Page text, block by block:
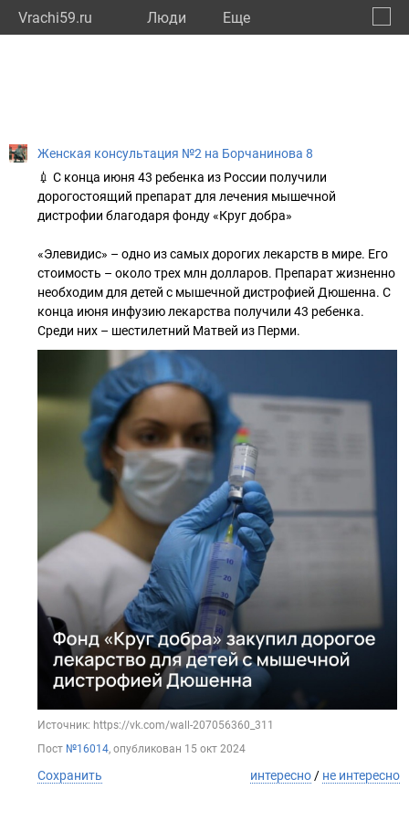
Vrachi59.ru Люди Eще
Женская консультация №2 на Борчанинова 8
💉 С конца июня 43 ребенка из России получили
дорогостоящий препарат для лечения мышечной
дистрофии благодаря фонду «Круг добра»
«Элевидис» – одно из самых дорогих лекарств в мире. Его
стоимость – около трех млн долларов. Препарат жизненно
необходим для детей с мышечной дистрофией Дюшенна. С
конца июня инфузию лекарства получили 43 ребенка.
Среди них – шестилетний Матвей из Перми.
Источник: https://vk.com/wall-207056360_311
Пост №16014, опубликован 15 окт 2024
Сохранить интересно / не интересно